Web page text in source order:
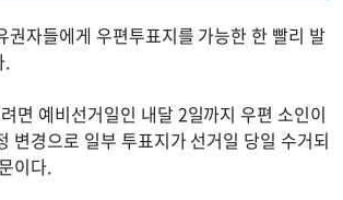
권자들에게 우편투표지를 가능한 한 빨리 발
.
면 예비선거일인 내달 2일까지 우편 소인이
변경으로 일부 투표지가 선거일 당일 수거되
이다.